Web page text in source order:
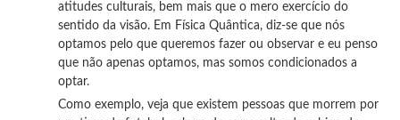
atitudes culturais, bem mais que o mero exercício do
sentido da visão. Em Física Quântica, diz-se que nós
optamos pelo que queremos fazer ou observar e eu penso
que não apenas optamos, mas somos condicionados a
optar.
Como exemplo, veja que existem pessoas que morrem por